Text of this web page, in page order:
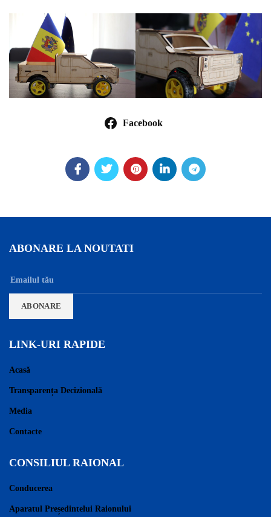
Facebook
ABONARE LA NOUTATI
LINK-URI RAPIDE
Acasă
Transparența Decizională
Media
Contacte
CONSILIUL RAIONAL
Conducerea
Aparatul Președintelui Raionului